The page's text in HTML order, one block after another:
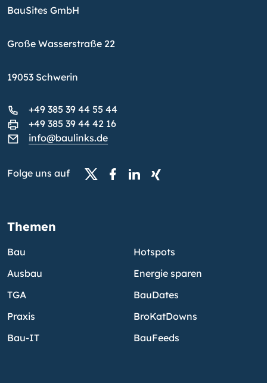
BauSites GmbH
Große Wasserstraße 22
19053 Schwerin
+49 385 39 44 55 44
+49 385 39 44 42 16
info@baulinks.de
Folge uns auf
Themen
Bau
Ausbau
TGA
Praxis
Bau-IT
Hotspots
Energie sparen
BauDates
BroKatDowns
BauFeeds